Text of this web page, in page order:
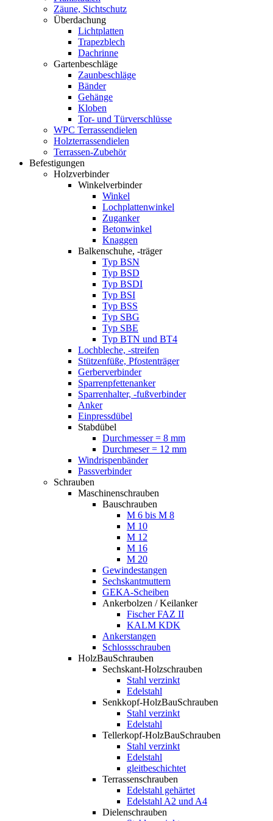
Zäune, Sichtschutz
Überdachung
Lichtplatten
Trapezblech
Dachrinne
Gartenbeschläge
Zaunbeschläge
Bänder
Gehänge
Kloben
Tor- und Türverschlüsse
WPC Terrassendielen
Holzterrassendielen
Terrassen-Zubehör
Befestigungen
Holzverbinder
Winkelverbinder
Winkel
Lochplattenwinkel
Zuganker
Betonwinkel
Knaggen
Balkenschuhe, -träger
Typ BSN
Typ BSD
Typ BSDI
Typ BSI
Typ BSS
Typ SBG
Typ SBE
Typ BTN und BT4
Lochbleche, -streifen
Stützenfüße, Pfostenträger
Gerberverbinder
Sparrenpfettenanker
Sparrenhalter, -fußverbinder
Anker
Einpressdübel
Stabdübel
Durchmesser = 8 mm
Durchmeser = 12 mm
Windrispenbänder
Passverbinder
Schrauben
Maschinenschrauben
Bauschrauben
M 6 bis M 8
M 10
M 12
M 16
M 20
Gewindestangen
Sechskantmuttern
GEKA-Scheiben
Ankerbolzen / Keilanker
Fischer FAZ II
KALM KDK
Ankerstangen
Schlossschrauben
HolzBauSchrauben
Sechskant-Holzschrauben
Stahl verzinkt
Edelstahl
Senkkopf-HolzBauSchrauben
Stahl verzinkt
Edelstahl
Tellerkopf-HolzBauSchrauben
Stahl verzinkt
Edelstahl
gleitbeschichtet
Terrassenschrauben
Edelstahl gehärtet
Edelstahl A2 und A4
Dielenschrauben